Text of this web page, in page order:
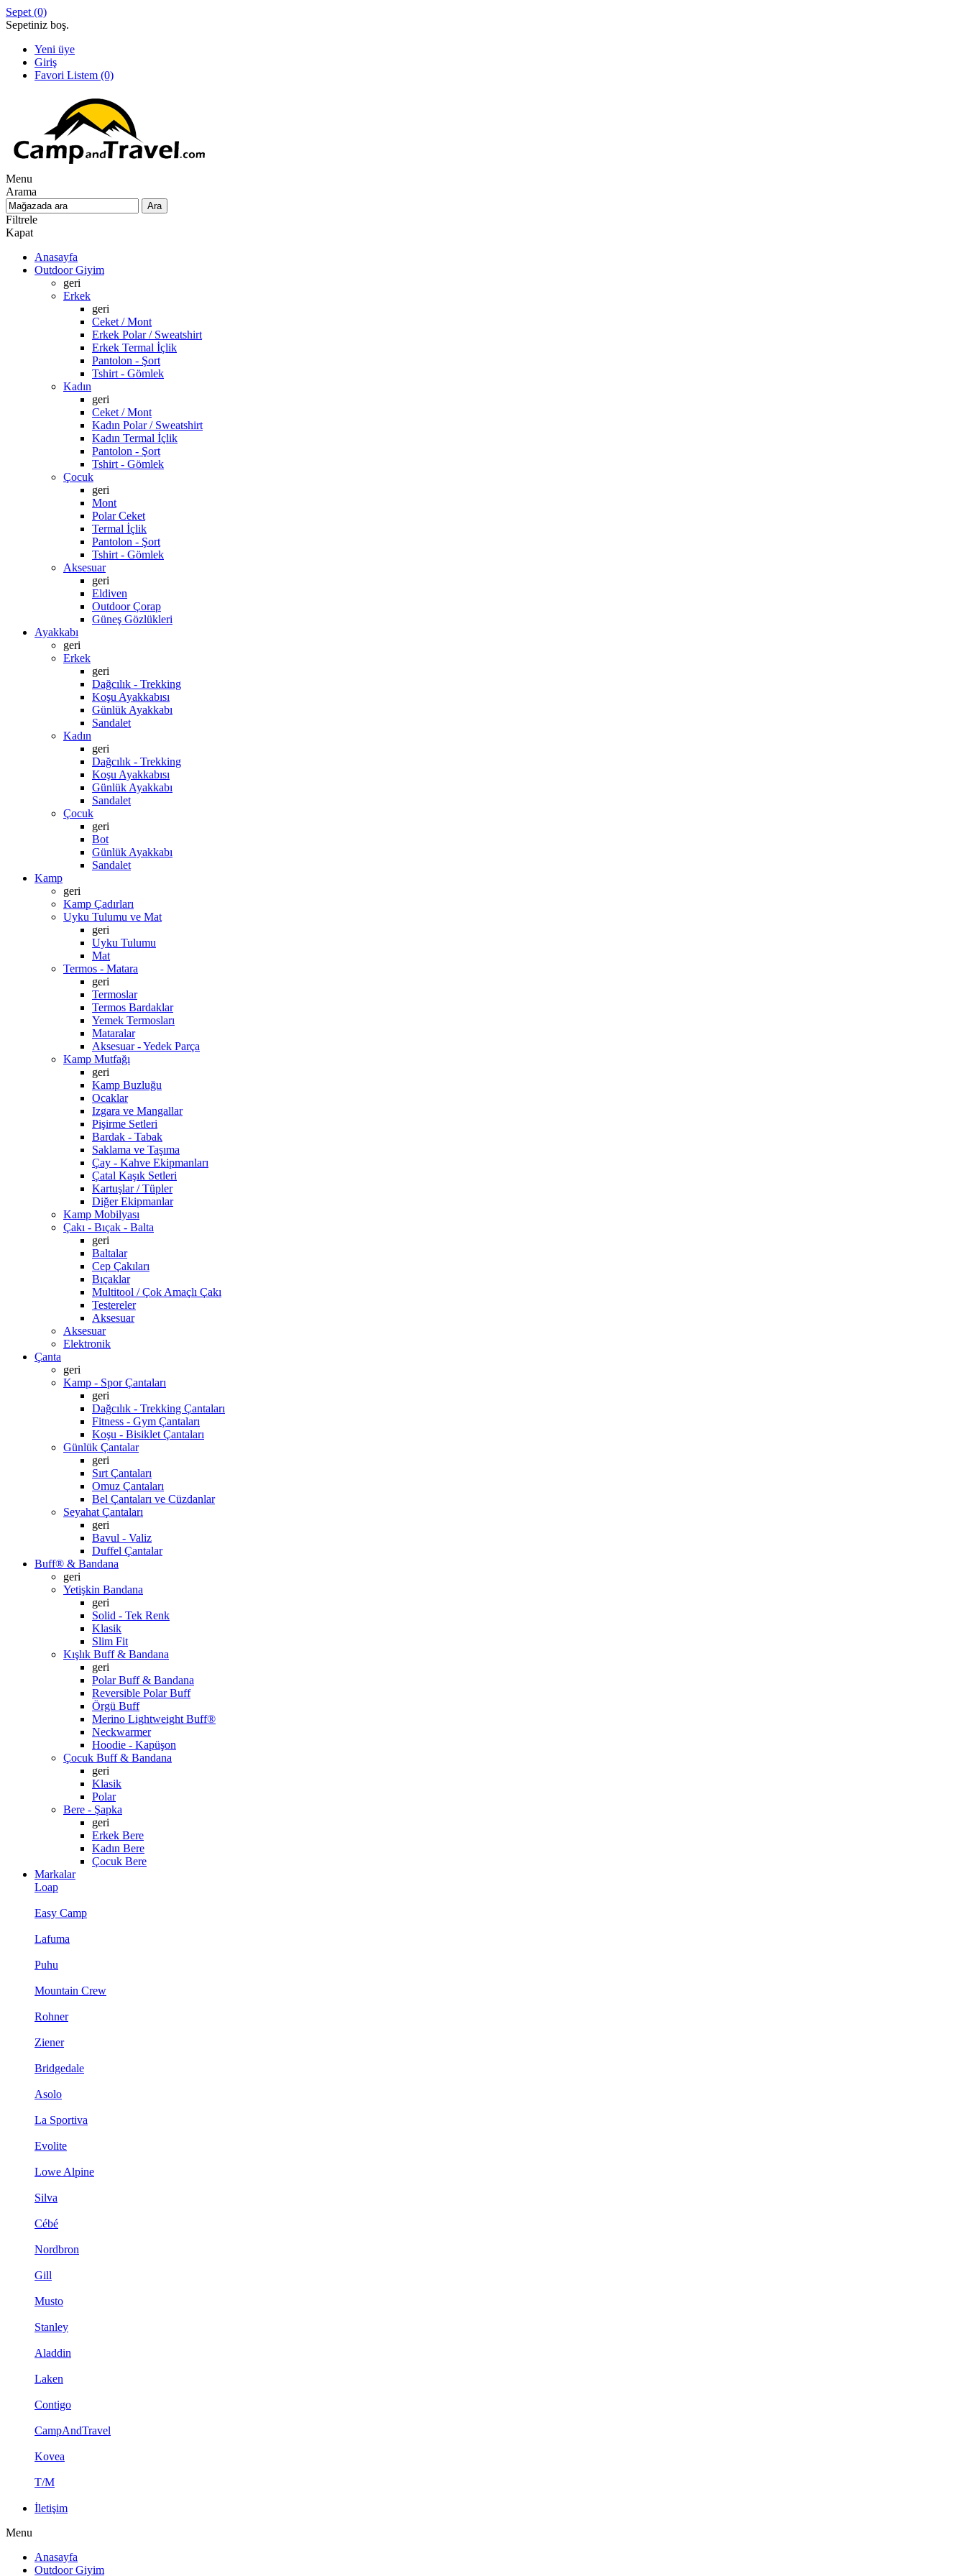
Sepet (0)
Sepetiniz boş.
Yeni üye
Giriş
Favori Listem (0)
Menu
Arama
Filtrele
Kapat
Anasayfa
Outdoor Giyim
geri
Erkek
geri
Ceket / Mont
Erkek Polar / Sweatshirt
Erkek Termal İçlik
Pantolon - Şort
Tshirt - Gömlek
Kadın
geri
Ceket / Mont
Kadın Polar / Sweatshirt
Kadın Termal İçlik
Pantolon - Şort
Tshirt - Gömlek
Çocuk
geri
Mont
Polar Ceket
Termal İçlik
Pantolon - Şort
Tshirt - Gömlek
Aksesuar
geri
Eldiven
Outdoor Çorap
Güneş Gözlükleri
Ayakkabı
geri
Erkek
geri
Dağcılık - Trekking
Koşu Ayakkabısı
Günlük Ayakkabı
Sandalet
Kadın
geri
Dağcılık - Trekking
Koşu Ayakkabısı
Günlük Ayakkabı
Sandalet
Çocuk
geri
Bot
Günlük Ayakkabı
Sandalet
Kamp
geri
Kamp Çadırları
Uyku Tulumu ve Mat
geri
Uyku Tulumu
Mat
Termos - Matara
geri
Termoslar
Termos Bardaklar
Yemek Termosları
Mataralar
Aksesuar - Yedek Parça
Kamp Mutfağı
geri
Kamp Buzluğu
Ocaklar
Izgara ve Mangallar
Pişirme Setleri
Bardak - Tabak
Saklama ve Taşıma
Çay - Kahve Ekipmanları
Çatal Kaşık Setleri
Kartuşlar / Tüpler
Diğer Ekipmanlar
Kamp Mobilyası
Çakı - Bıçak - Balta
geri
Baltalar
Cep Çakıları
Bıçaklar
Multitool / Çok Amaçlı Çakı
Testereler
Aksesuar
Aksesuar
Elektronik
Çanta
geri
Kamp - Spor Çantaları
geri
Dağcılık - Trekking Çantaları
Fitness - Gym Çantaları
Koşu - Bisiklet Çantaları
Günlük Çantalar
geri
Sırt Çantaları
Omuz Çantaları
Bel Çantaları ve Cüzdanlar
Seyahat Çantaları
geri
Bavul - Valiz
Duffel Çantalar
Buff® & Bandana
geri
Yetişkin Bandana
geri
Solid - Tek Renk
Klasik
Slim Fit
Kışlık Buff & Bandana
geri
Polar Buff & Bandana
Reversible Polar Buff
Örgü Buff
Merino Lightweight Buff®
Neckwarmer
Hoodie - Kapüşon
Çocuk Buff & Bandana
geri
Klasik
Polar
Bere - Şapka
geri
Erkek Bere
Kadın Bere
Çocuk Bere
Markalar
Loap
Easy Camp
Lafuma
Puhu
Mountain Crew
Rohner
Ziener
Bridgedale
Asolo
La Sportiva
Evolite
Lowe Alpine
Silva
Cébé
Nordbron
Gill
Musto
Stanley
Aladdin
Laken
Contigo
CampAndTravel
Kovea
T/M
İletişim
Menu
Anasayfa
Outdoor Giyim